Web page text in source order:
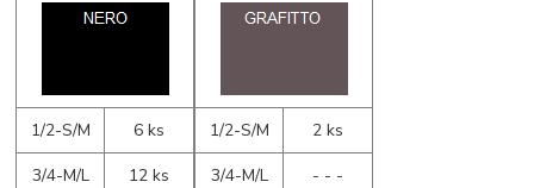
1/2-S/M
6 ks
3/4-M/L
12 ks
1/2-S/M
2 ks
3/4-M/L
- - -